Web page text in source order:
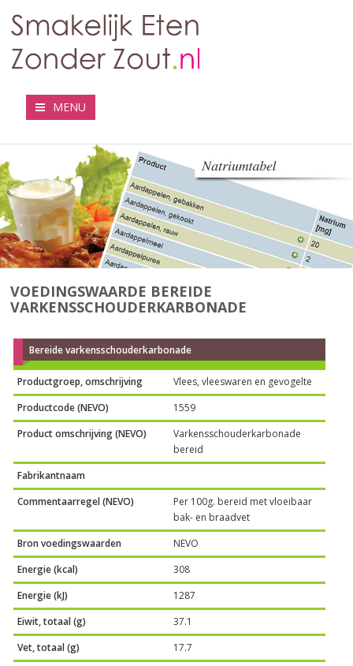
MENU
VOEDINGSWAARDE BEREIDE
VARKENSSCHOUDERKARBONADE
Bereide varkensschouderkarbonade
Productgroep, omschrijving
Vlees, vleeswaren en gevogelte
Productcode (NEVO)
1559
Product omschrijving (NEVO)
Varkensschouderkarbonade
bereid
Fabrikantnaam
Commentaarregel (NEVO)
Per 100g. bereid met vloeibaar
bak- en braadvet
Bron voedingswaarden
NEVO
Energie (kcal)
308
Energie (kJ)
1287
Eiwit, totaal (g)
37.1
Vet, totaal (g)
17.7